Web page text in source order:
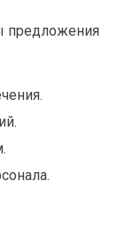
предложения